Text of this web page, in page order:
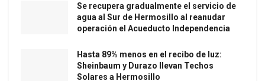
Se recupera gradualmente el servicio de
agua al Sur de Hermosillo al reanudar
operación el Acueducto Independencia
Hasta 89% menos en el recibo de luz:
Sheinbaum y Durazo llevan Techos
Solares a Hermosillo